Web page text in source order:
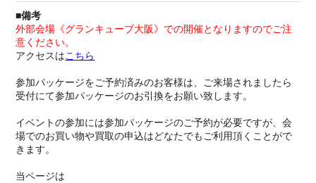
■備考
外部会場《グランキューブ大阪》での開催となりますのでご注
意ください。
アクセスはこちら
参加パッケージをご予約済みのお客様は、ご来場されましたら
受付にて参加パッケージのお引換をお願い致します。
イベントの参加には参加パッケージのご予約が必要ですが、会
場でのお買い物や買取の申込はどなたでもご利用頂くことがで
きます。
当ページは